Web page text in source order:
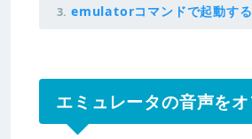
emulatorコマンドで起動す
エミュレータの音声を